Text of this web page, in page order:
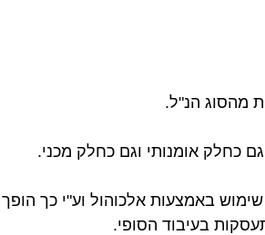
כחלק אומנותי וגם כחלק מכני.
באמצעות אלכוהול וע"י כך הופך
בעיבוד הסופי.